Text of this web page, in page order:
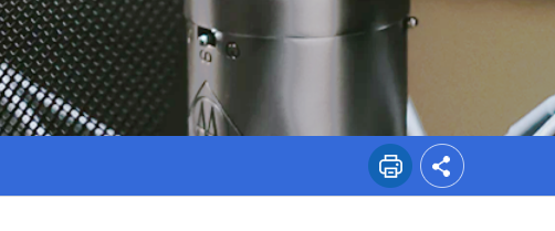
오시는길
수강신청관리
증명서 발급현황
교육설문조사
나의 문의내역
개인정보 관리